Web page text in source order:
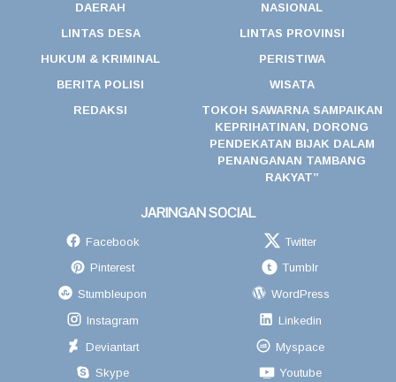
DAERAH
NASIONAL
LINTAS DESA
LINTAS PROVINSI
HUKUM & KRIMINAL
PERISTIWA
BERITA POLISI
WISATA
REDAKSI
TOKOH SAWARNA SAMPAIKAN
KEPRIHATINAN, DORONG
PENDEKATAN BIJAK DALAM
PENANGANAN TAMBANG
RAKYAT”
JARINGAN SOCIAL
Facebook
Twitter
Pinterest
Tumblr
Stumbleupon
WordPress
Instagram
Linkedin
Deviantart
Myspace
Skype
Youtube